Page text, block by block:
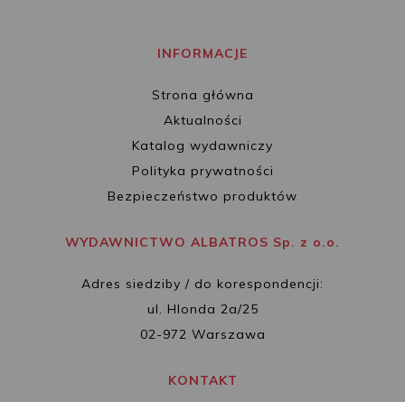
INFORMACJE
Strona główna
Aktualności
Katalog wydawniczy
Polityka prywatności
Bezpieczeństwo produktów
WYDAWNICTWO ALBATROS Sp. z o.o.
Adres siedziby / do korespondencji:
ul. Hlonda 2a/25
02-972 Warszawa
KONTAKT